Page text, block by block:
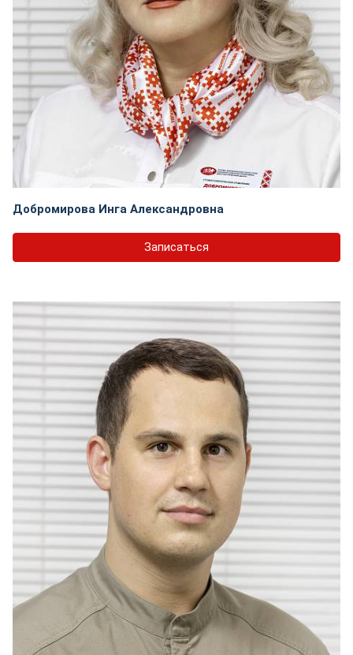
Добромирова Инга Александровна
Записаться